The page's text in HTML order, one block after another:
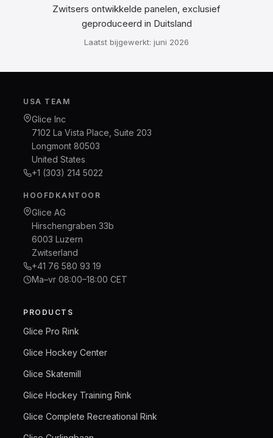
Zwitsers ontwikkelde panelen, exclusief
geproduceerd in Duitsland
Laatst bijgewerkt: juni 2026
USA TEAM
Glice Inc
7102 La Vista Place, Suite 203
Longmont 80503
United States
+1 (303) 214 5022
HOOFDKANTOOR
Glice AG
Hirschengraben 33b
6003 Luzern
Zwitserland
+41 76 580 93 19
Ma–vr 08:00–18:00 CET
PRODUCTS
Glice Pro Rink
Glice Hockey Center
Glice Skatemill
Glice Hockey Training Rink
Glice Complete Recreational Rink